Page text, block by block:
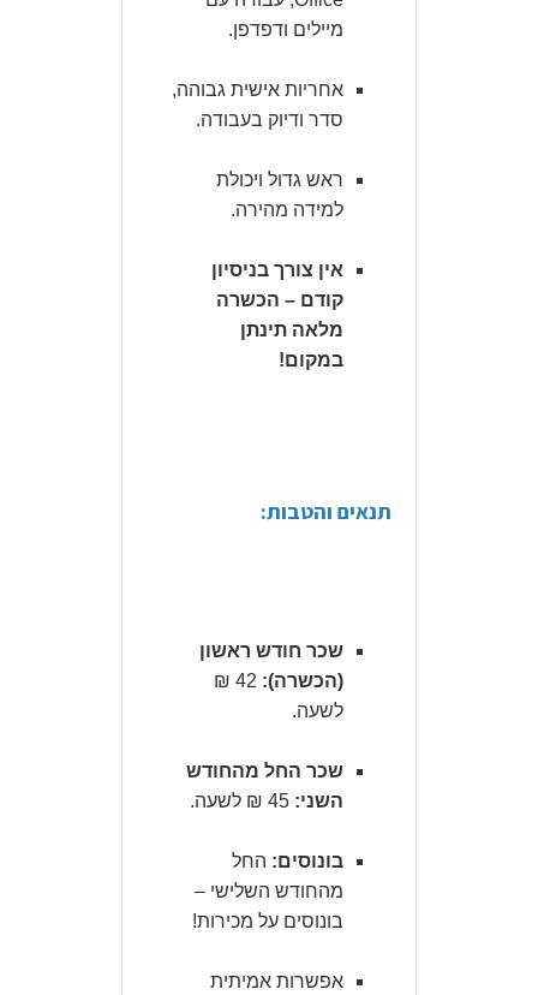
מיילים ודפדפן.
אחריות אישית גבוהה,
סדר ודיוק בעבודה.
ראש גדול ויכולת
למידה מהירה.
אין צורך בניסיון
קודם – הכשרה
מלאה תינתן
במקום!
תנאים והטבות:
שכר חודש ראשון
(הכשרה):
42 ₪
לשעה.
שכר החל מהחודש
השני: 45 ₪ לשעה.
בונוסים: החל
מהחודש השלישי –
בונוסים על מכירות!
אפשרות אמיתית